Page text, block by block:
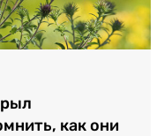
как они